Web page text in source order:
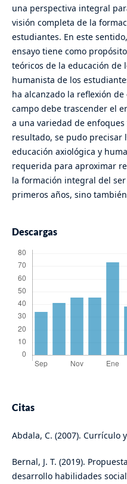
una perspectiva integral
visión completa de la
estudiantes. En este
ensayo tiene como
teóricos de la educación de
humanista de los
ha alcanzado la reflexión
campo debe trascender el
a una variedad de
resultado, se pudo precisar
educación axiológica y
requerida para aproximar
la formación integral del
primeros años, sino
Descargas
Citas
Abdala, C. (2007). Currículo
Bernal, J. T. (2019).
desarrollo habilidades